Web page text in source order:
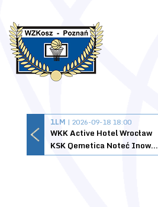
1LM | 2026-09-18 18:00
WKK Active Hotel Wrocław
KSK Qemetica Noteć Inowrocław